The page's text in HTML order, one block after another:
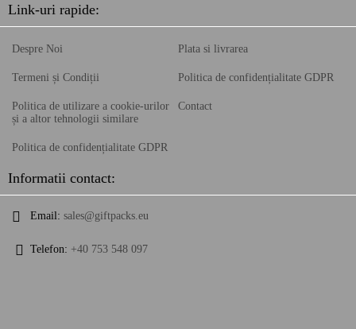
Link-uri rapide:
Despre Noi
Termeni și Condiții
Politica de utilizare a cookie-urilor
și a altor tehnologii similare
Politica de confidențialitate GDPR
Plata si livrarea
Politica de confidențialitate GDPR
Contact
Informatii contact:
Email: sales@giftpacks.eu
Telefon: +40 753 548 097